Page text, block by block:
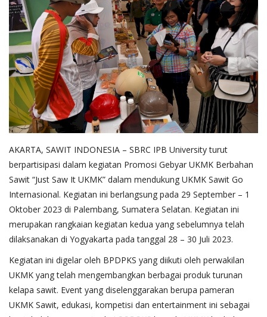
Pengumuman
Tentang Sawit
Riset
Hubungi Kami
Indonesia
AKARTA, SAWIT INDONESIA – SBRC IPB University turut
berpartisipasi dalam kegiatan Promosi Gebyar UKMK Berbahan
Sawit “Just Saw It UKMK” dalam mendukung UKMK Sawit Go
Internasional. Kegiatan ini berlangsung pada 29 September – 1
Oktober 2023 di Palembang, Sumatera Selatan. Kegiatan ini
merupakan rangkaian kegiatan kedua yang sebelumnya telah
dilaksanakan di Yogyakarta pada tanggal 28 – 30 Juli 2023.
Kegiatan ini digelar oleh BPDPKS yang diikuti oleh perwakilan
UKMK yang telah mengembangkan berbagai produk turunan
kelapa sawit. Event yang diselenggarakan berupa pameran
UKMK Sawit, edukasi, kompetisi dan entertainment ini sebagai